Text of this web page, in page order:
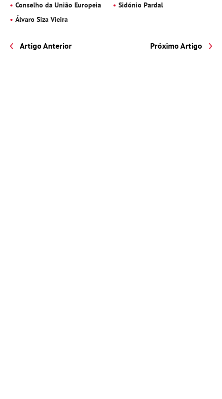
Conselho da União Europeia
Sidónio Pardal
Álvaro Siza Vieira
Artigo Anterior Próximo Artigo